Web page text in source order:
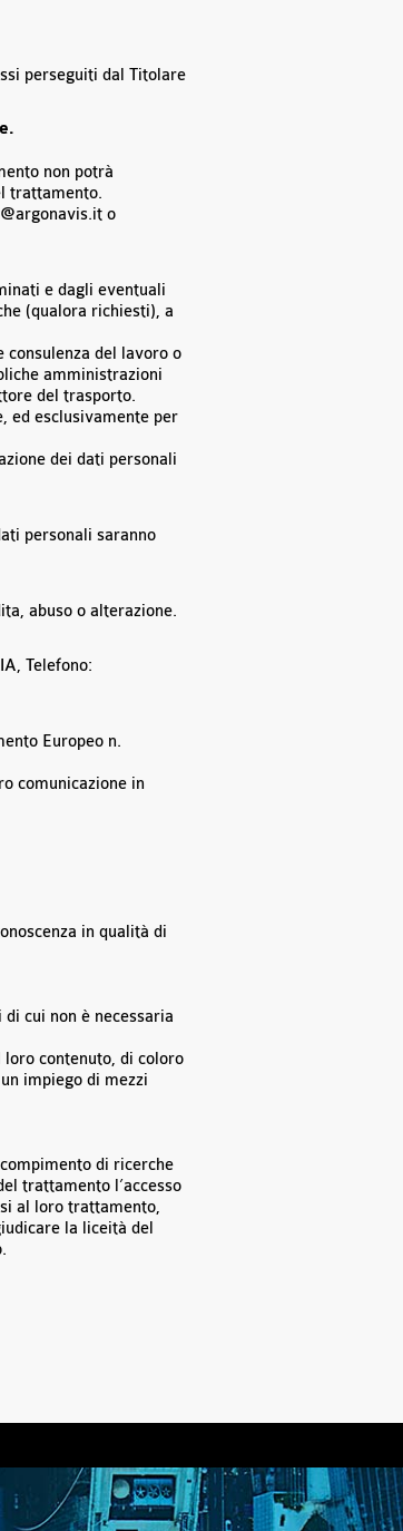
perseguiti dal Titolare
non potrà
trattamento.
o
e dagli eventuali
(qualora richiesti), a
consulenza del lavoro o
amministrazioni
del trasporto.
ed esclusivamente per
dei dati personali
personali saranno
abuso o alterazione.
Telefono:
Europeo n.
comunicazione in
in qualità di
cui non è necessaria
loro contenuto, di coloro
impiego di mezzi
di ricerche
trattamento l’accesso
al loro trattamento,
la liceità del